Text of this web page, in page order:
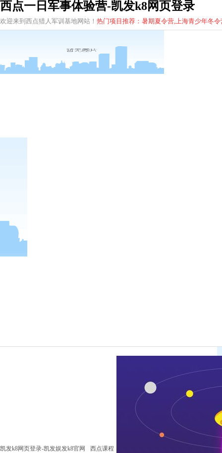
西点一日军事体验营-凯发k8网页登录
欢迎来到西点猎人军训基地网站！ 热门项目推荐：暑期夏令营,上海青少年冬令
凯发k8网页登录-凯发娱发k8官网 西点课程